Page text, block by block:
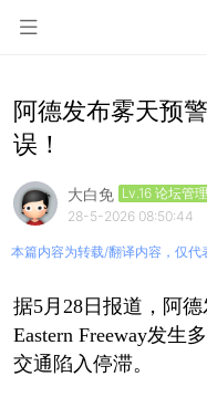
阿德发布雾天预
误！
大白免 Lv.16 论坛管理
28-5-2026 08:50:44
本篇内容为转载/翻译内容，仅代
据5月28日报道，阿
Eastern Freeway发生
交通陷入停滞。